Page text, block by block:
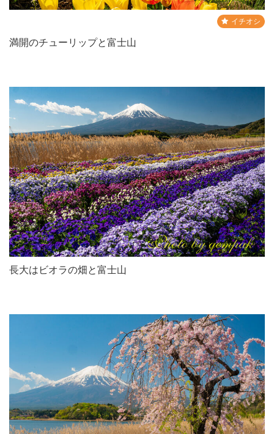
イチオシ
満開のチューリップと富士山
長大はビオラの畑と富士山